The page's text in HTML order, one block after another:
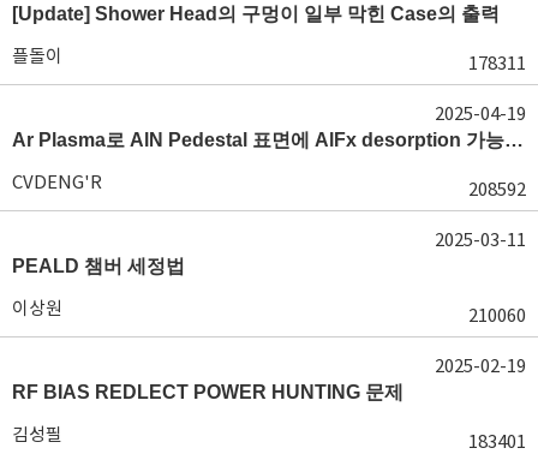
[Update] Shower Head의 구멍이 일부 막힌 Case의 출력
플돌이 178311
Ar Plasma로 AlN Pedestal 표면에 AlFx desorption 가능 여부가 궁금합니다.
CVDENG'R 208592
2025-04-19
PEALD 챔버 세정법
이상원 210060
2025-03-11
RF BIAS REDLECT POWER HUNTING 문제
김성필 183401
2025-02-19